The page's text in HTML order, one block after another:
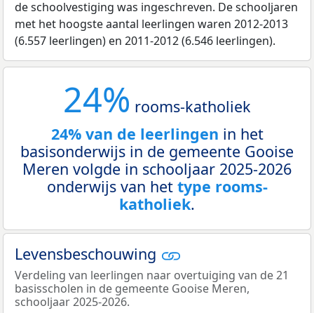
de schoolvestiging was ingeschreven. De schooljaren
met het hoogste aantal leerlingen waren 2012-2013
(6.557 leerlingen) en 2011-2012 (6.546 leerlingen).
24% rooms-katholiek
24% van de leerlingen in het
basisonderwijs in de gemeente Gooise
Meren volgde in schooljaar 2025-2026
onderwijs van het type rooms-
katholiek.
Levensbeschouwing
Verdeling van leerlingen naar overtuiging van de 21
basisscholen in de gemeente Gooise Meren,
schooljaar 2025-2026.